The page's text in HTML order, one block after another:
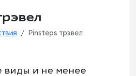
Pinsteps трэвел
виды и не менее